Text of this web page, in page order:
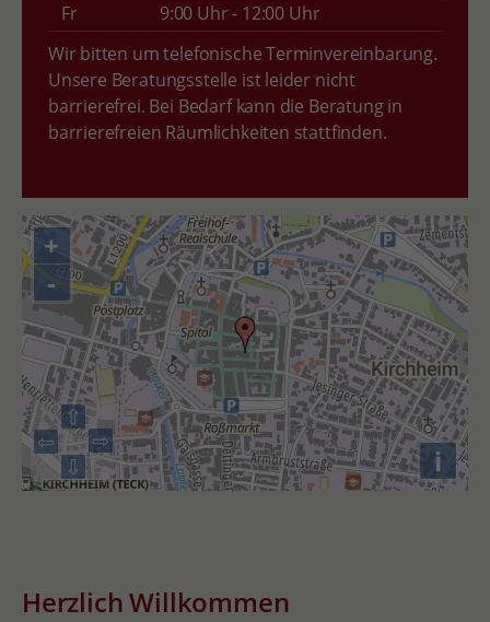
⇧
⇨
⇦
⇩
+
-
i
Fr
9:00 Uhr - 12:00 Uhr
Wir bitten um telefonische Terminvereinbarung.
Unsere Beratungsstelle ist leider nicht
barrierefrei. Bei Bedarf kann die Beratung in
barrierefreien Räumlichkeiten stattfinden.
Herzlich Willkommen